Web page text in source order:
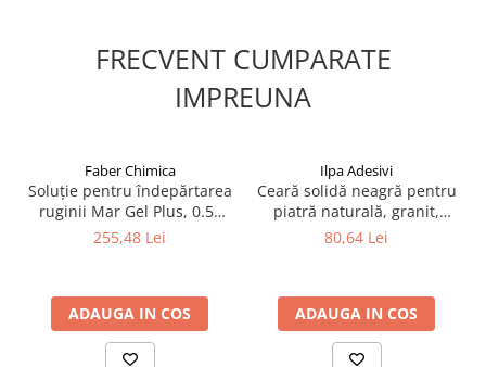
FRECVENT CUMPARATE
IMPREUNA
Faber Chimica
Soluție pentru îndepărtarea
ruginii Mar Gel Plus, 0.5L
Faber, pentru marmură,
255,48 Lei
ADAUGA IN COS
Ilpa Adesivi
Ceară solidă neagră pentru
piatră naturală, granit,
marmură, travertin, Ilpa
80,64 Lei
ADAUGA IN COS